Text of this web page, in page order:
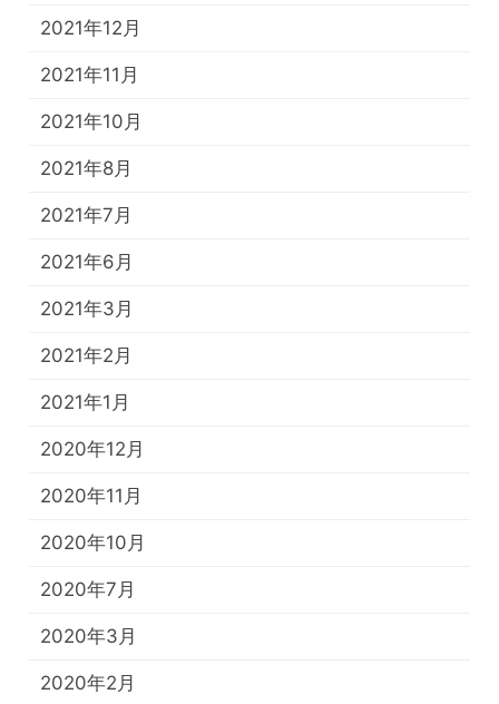
2021年12月
2021年11月
2021年10月
2021年8月
2021年7月
2021年6月
2021年3月
2021年2月
2021年1月
2020年12月
2020年11月
2020年10月
2020年7月
2020年3月
2020年2月